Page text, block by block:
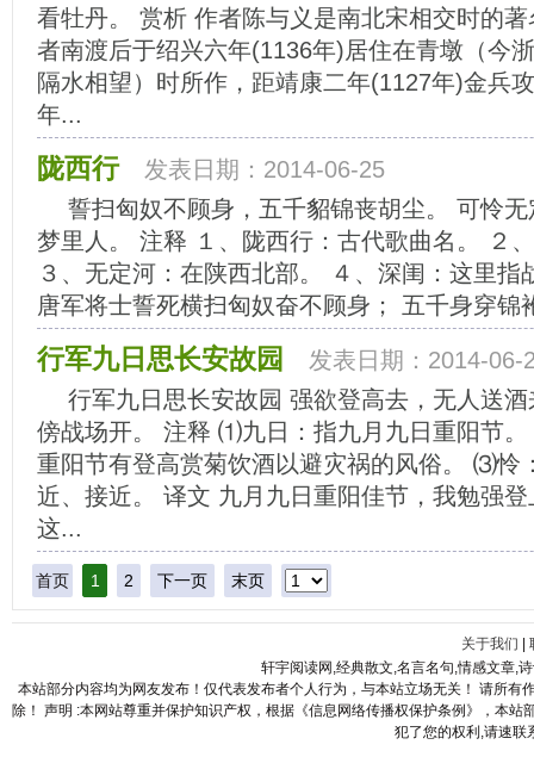
看牡丹。 赏析 作者陈与义是南北宋相交时的
者南渡后于绍兴六年(1136年)居住在青墩（今
隔水相望）时所作，距靖康二年(1127年)金兵
年...
陇西行
发表日期：2014-06-25
誓扫匈奴不顾身，五千貂锦丧胡尘。 可怜
梦里人。 注释 １、陇西行：古代歌曲名。 ２
３、无定河：在陕西北部。 ４、深闺：这里指
唐军将士誓死横扫匈奴奋不顾身； 五千身穿锦
行军九日思长安故园
发表日期：2014-06-
行军九日思长安故园 强欲登高去，无人送
傍战场开。 注释 ⑴九日：指九月九日重阳节
重阳节有登高赏菊饮酒以避灾祸的风俗。 ⑶
近、接近。 译文 九月九日重阳佳节，我勉强
这...
首页 1 2 下一页 末页
关于我们
轩宇阅读网,经典散文,名言名句,情感文章,
本站部分内容均为网友发布！仅代表发布者个人行为，与本站立场无关！ 请所
除！ 声明 :本网站尊重并保护知识产权，根据《信息网络传播权保护条例》，本
犯了您的权利,请速联